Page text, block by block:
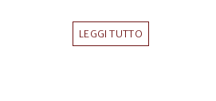
LEGGI TUTTO